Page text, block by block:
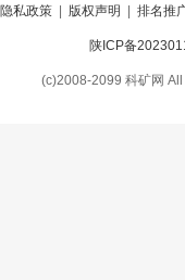
隐私政策 版权声明 排名推
陕ICP备
(c)2008-2099 科矿网